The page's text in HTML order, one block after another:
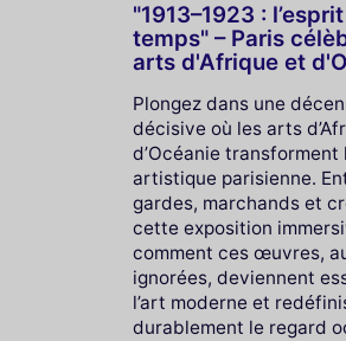
"1913–1923 :
temps" – Paris
arts d'Afrique et
Plongez dans une
décisive où les arts
d’Océanie transforment
artistique parisienne.
gardes, marchands et
cette exposition
comment ces œuvres,
ignorées, deviennent
l’art moderne et
durablement le regard